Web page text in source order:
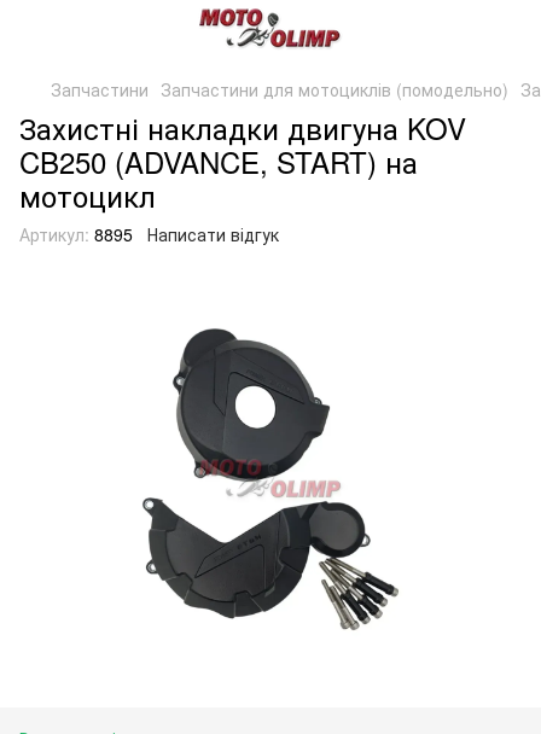
Запчастини Запчастини для мотоциклів (помодельно)
Захистні накладки двигуна KOV
CB250 (ADVANCE, START) на
мотоцикл
Артикул: 8895 Написати відгук